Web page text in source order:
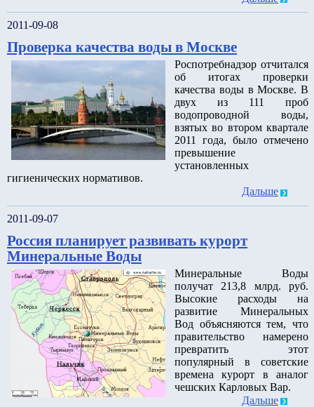
2011-09-08
Проверка качества воды в Москве
Роспотребнадзор отчитался
об итогах проверки
качества воды в Москве. В
двух из 111 проб
водопроводной воды,
взятых во втором квартале
2011 года, было отмечено
превышение
установленных
гигиенических нормативов.
Дальше
2011-09-07
Россия планирует развивать курорт
Минеральные Воды
Минеральные Воды
получат 213,8 млрд. руб.
Высокие расходы на
развитие Минеральных
Вод объясняются тем, что
правительство намерено
превратить этот
популярный в советские
времена курорт в аналог
чешских Карловых Вар.
Дальше